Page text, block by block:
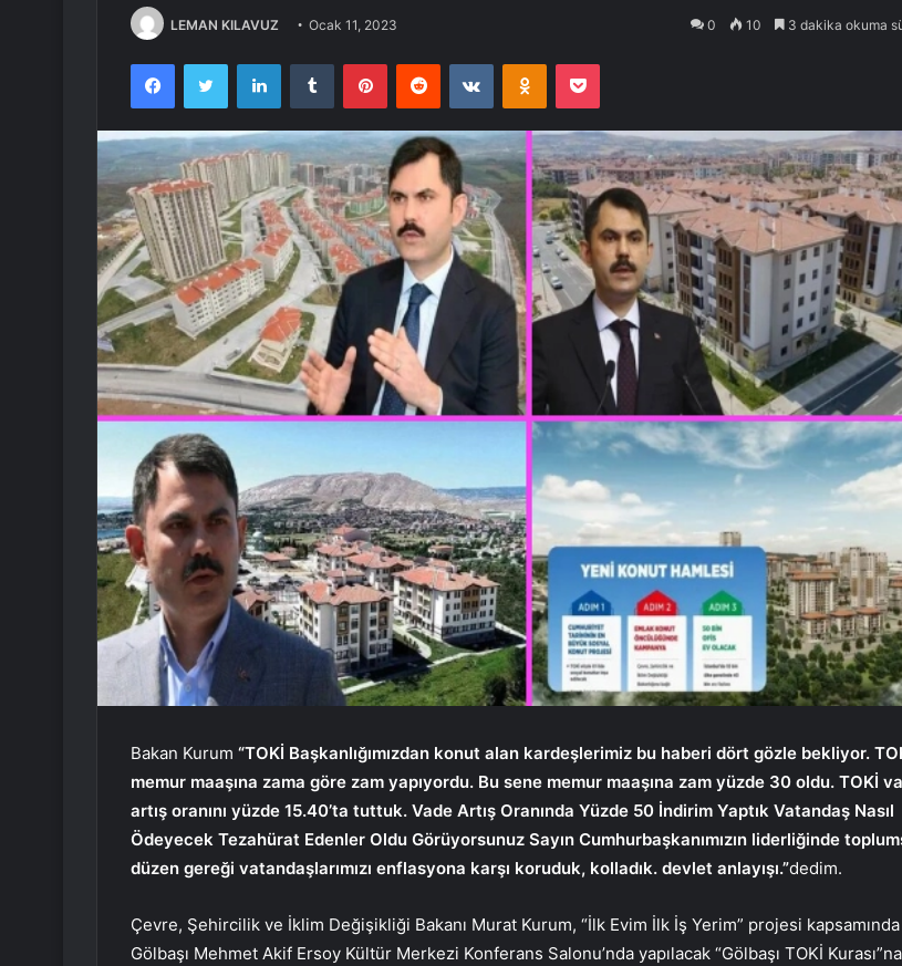
LEMAN KILAVUZ Ocak 11, 2023 0 10 3 dakika okuma
FacebookTwitter LinkedInTumblr PinterestReddit VKontakteOdnoklassniki
Pocket
Bakan Kurum “TOKİ Başkanlığımızdan konut alan kardeşlerimiz bu haberi dört gözle bekliyor.
memur maaşına zama göre zam yapıyordu. Bu sene memur maaşına zam yüzde 30 oldu. TOKİ
artış oranını yüzde 15.40’ta tuttuk. Vade Artış Oranında Yüzde 50 İndirim Yaptık Vatandaş Nasıl
Ödeyecek Tezahürat Edenler Oldu Görüyorsunuz Sayın Cumhurbaşkanımızın liderliğinde
düzen gereği vatandaşlarımızı enflasyona karşı koruduk, kolladık. devlet anlayışı.”dedim.
Çevre, Şehircilik ve İklim Değişikliği Bakanı Murat Kurum, “İlk Evim İlk İş Yerim” projesi kapsamında
Gölbaşı Mehmet Akif Ersoy Kültür Merkezi Konferans Salonu’nda yapılacak “Gölbaşı TOKİ Kurası”na